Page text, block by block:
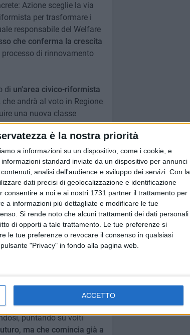
è la nostra priorità
a informazioni su un dispositivo, come i cookie, e
standard inviate da un dispositivo per annunci
analisi dell'audience e sviluppo dei servizi. Con la
dati precisi di geolocalizzazione e identificazione
a noi e ai nostri 1731 partner il trattamento per
a informazioni più dettagliate e modificare le tue
Si rende noto che alcuni trattamenti dei dati personali
di opporti a tale trattamento. Le tue preferenze si
le tue preferenze o revocare il consenso in qualsiasi
"Privacy" in fondo alla pagina web.
ACCETTO
Azione sceglie la via
per trasformare i
responsabile del Welfare
che conferma la crescita
di rinnovamento
di un'area civico-riformista
, che andrà al voto in Regione
una nuova classe
solo l'inizio» ha dichiarato.
Cuccovillo sarà
Nespoli, ex assessore
altri membri della
chiave attraverso i
per lo sviluppo del
elezioni comunali e
nella formazione delle
di «una crescita costante
da un centrosinistra in
puntando su volti
ma che comincia già a